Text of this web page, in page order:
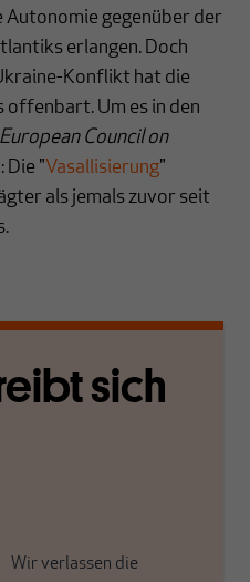
Autonomie gegenüber der
erlangen. Doch
Konflikt hat die
offenbart. Um es in den
European Council on
Die "Vasallisierung"
als jemals zuvor seit
sich
Wir verlassen die